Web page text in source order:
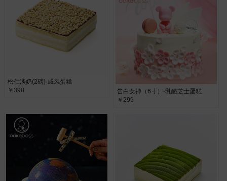
松仁淡奶(2磅)·戚风蛋糕
￥398
告白女神（6寸）·乳酪芝士蛋糕
￥299